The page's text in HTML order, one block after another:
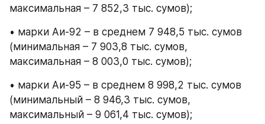
максимальная – 7 852,3 тыс. сумов);
• марки Аи-92 – в среднем 7 948,5 тыс. сумов
(минимальная – 7 903,8 тыс. сумов,
максимальная – 8 003,0 тыс. сумов);
• марки Аи-95 – в среднем 8 998,2 тыс. сумов
(минимальный – 8 946,3 тыс. сумов,
максимальный – 9 061,4 тыс. сумов);